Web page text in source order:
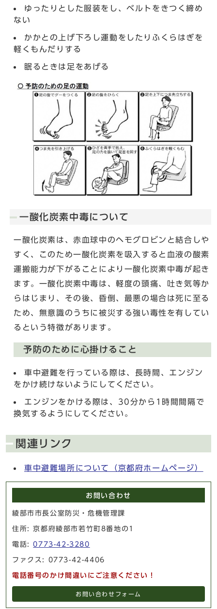
ゆったりとした服装をし、ベルトをきつく締め
ない
かかとの上げ下ろし運動をしたりふくらはぎを
軽くもんだりする
眠るときは足をあげる
一酸化炭素中毒について
一酸化炭素は、赤血球中のヘモグロビンと結合しや
すく、このため一酸化炭素を吸入すると血液の酸素
運搬能力が下がることにより一酸化炭素中毒が起き
ます。一酸化炭素中毒は、軽度の頭痛、吐き気等か
らはじまり、その後、昏倒、最悪の場合は死に至る
ため、無意識のうちに被災する強い毒性を有してい
るという特徴があります。
予防のために心掛けること
車中避難を行っている際は、長時間、エンジン
をかけ続けないようにしてください。
エンジンをかける際は、30分から1時間間隔で
換気するようにしてください。
関連リンク
車中避難場所について（京都府ホームページ）
お問い合わせ
綾部市市長公室防災・危機管理課
住所: 京都府綾部市若竹町8番地の1
電話:0773-42-3280
ファクス: 0773-42-4406
電話番号のかけ間違いにご注意ください！
お問い合わせフォーム